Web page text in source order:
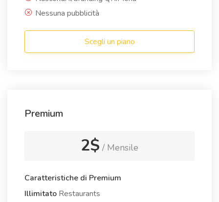
Nessuna pubblicità
Scegli un piano
Premium
2$ / Mensile
Caratteristiche di Premium
Illimitato Restaurants